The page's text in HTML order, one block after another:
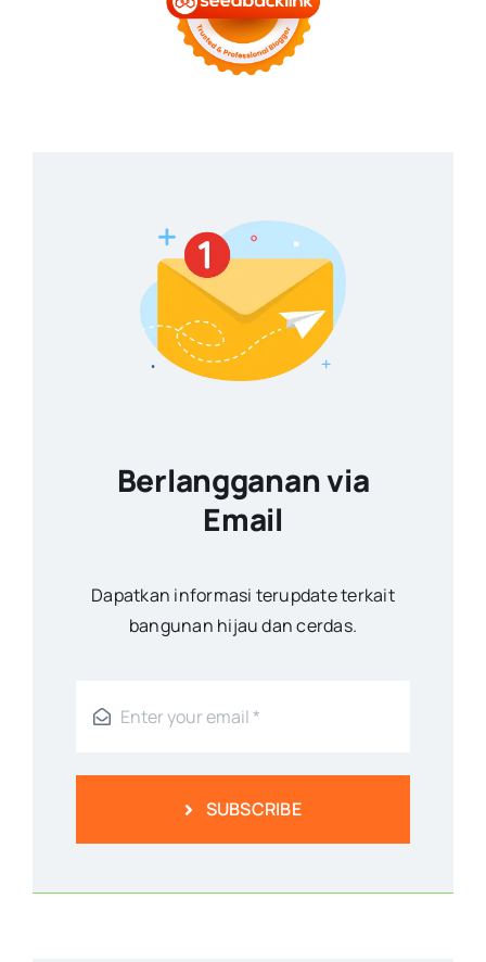
Berlangganan via
Email
Dapatkan informasi terupdate terkait
bangunan hijau dan cerdas.
SUBSCRIBE